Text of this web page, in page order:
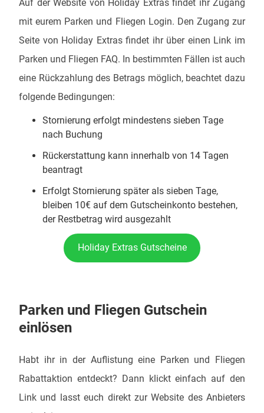
Auf der Website von Holiday Extras findet ihr Zugang
mit eurem Parken und Fliegen Login. Den Zugang zur
Seite von Holiday Extras findet ihr über einen Link im
Parken und Fliegen FAQ. In bestimmten Fällen ist auch
eine Rückzahlung des Betrags möglich, beachtet dazu
folgende Bedingungen:
Stornierung erfolgt mindestens sieben Tage
nach Buchung
Rückerstattung kann innerhalb von 14 Tagen
beantragt
Erfolgt Stornierung später als sieben Tage,
bleiben 10€ auf dem Gutscheinkonto bestehen,
der Restbetrag wird ausgezahlt
Holiday Extras Gutscheine
Parken und Fliegen Gutschein
einlösen
Habt ihr in der Auflistung eine Parken und Fliegen
Rabattaktion entdeckt? Dann klickt einfach auf den
Link und lasst euch direkt zur Website des Anbieters